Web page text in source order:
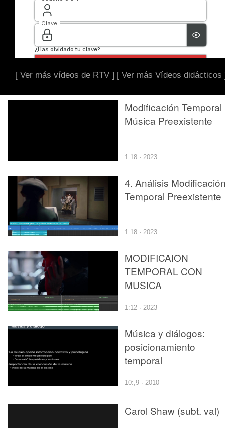
[ Ver más vídeos de RTV ] [ Ver más Vídeos didácticos
Modificación Temporal
Música Preexistente
1:18 · 2023
4. Análisis
Temporal Preexistente
1:18 · 2023
MODIFICAION
TEMPORAL CON
MUSICA
PREEXISTENTE
1:12 · 2023
Música y diálogos:
posicionamiento
temporal
10:,9 · 2010
Carol Shaw (subt. val)